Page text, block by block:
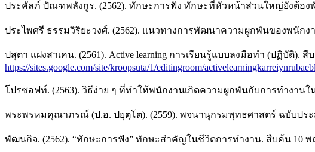
ประคัลภ์ ปัณฑพลังกูร. (2562). ทักษะการฟัง ทักษะที่หัวหน้าส่วนใหญ่ยังต้อง
ประไพศรี ธรรมวิริยะวงศ์. (2562). แนวทางการพัฒนาความผูกพันของพนักง
ปสุตา แฝงสาเคน. (2561). Active learning การเรียนรู้แบบลงมือทำ (ปฏิบัติ).
https://sites.google.com/site/kroopsuta/1/editingroom/
โปรซอฟท์. (2563). วิธีง่าย ๆ ที่ทำให้พนักงานเกิดความผูกพันกับการทำงาน
พระพรหมคุณาภรณ์ (ป.อ. ปยุตฺโต). (2559). พจนานุกรมพุทธศาสตร์ ฉบับปร
พัฒนกิจ. (2562). “ทักษะการฟัง” ทักษะสำคัญในชีวิตการทำงาน. สืบค้น 10 พ